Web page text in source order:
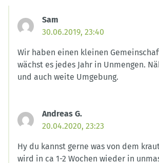
Sam
30.06.2019, 23:40
Wir haben einen kleinen
wächst es jedes Jahr in Unmengen.
und auch weite Umgebung.
Andreas G.
20.04.2020, 23:23
Hy du kannst gerne was von dem
wird in ca 1-2 Wochen wieder in